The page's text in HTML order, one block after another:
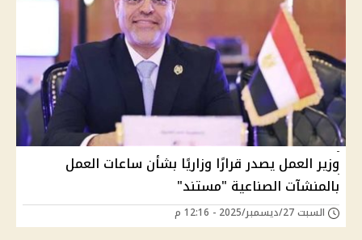
وزير العمل يصدر قرارًا وزاريًا بشأن ساعات العمل
بالمنشآت الصناعية "مستند"
السبت 27/ديسمبر/2025 - 12:16 م